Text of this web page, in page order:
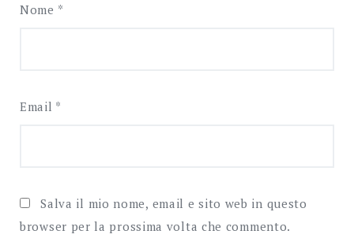
Nome *
Email *
Salva il mio nome, email e sito web in questo
browser per la prossima volta che commento.